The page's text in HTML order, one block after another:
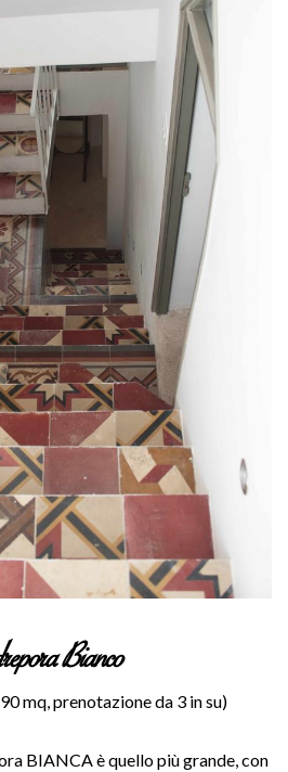
Bianco
mq, prenotazione da 3 in su)
BIANCA è quello più grande, con